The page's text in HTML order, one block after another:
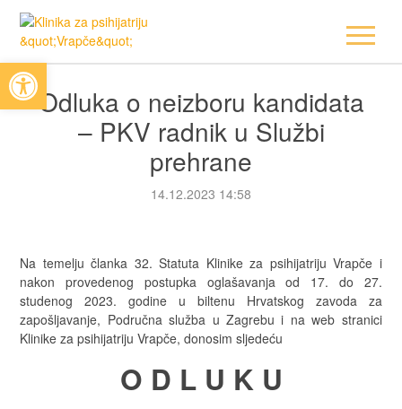
Open toolbar
Odluka o neizboru kandidata
– PKV radnik u Službi
prehrane
14.12.2023 14:58
Na temelju članka 32. Statuta Klinike za psihijatriju Vrapče i
nakon provedenog postupka oglašavanja od 17. do 27.
studenog 2023. godine u biltenu Hrvatskog zavoda za
zapošljavanje, Područna služba u Zagrebu i na web stranici
Klinike za psihijatriju Vrapče, donosim sljedeću
O D L U K U